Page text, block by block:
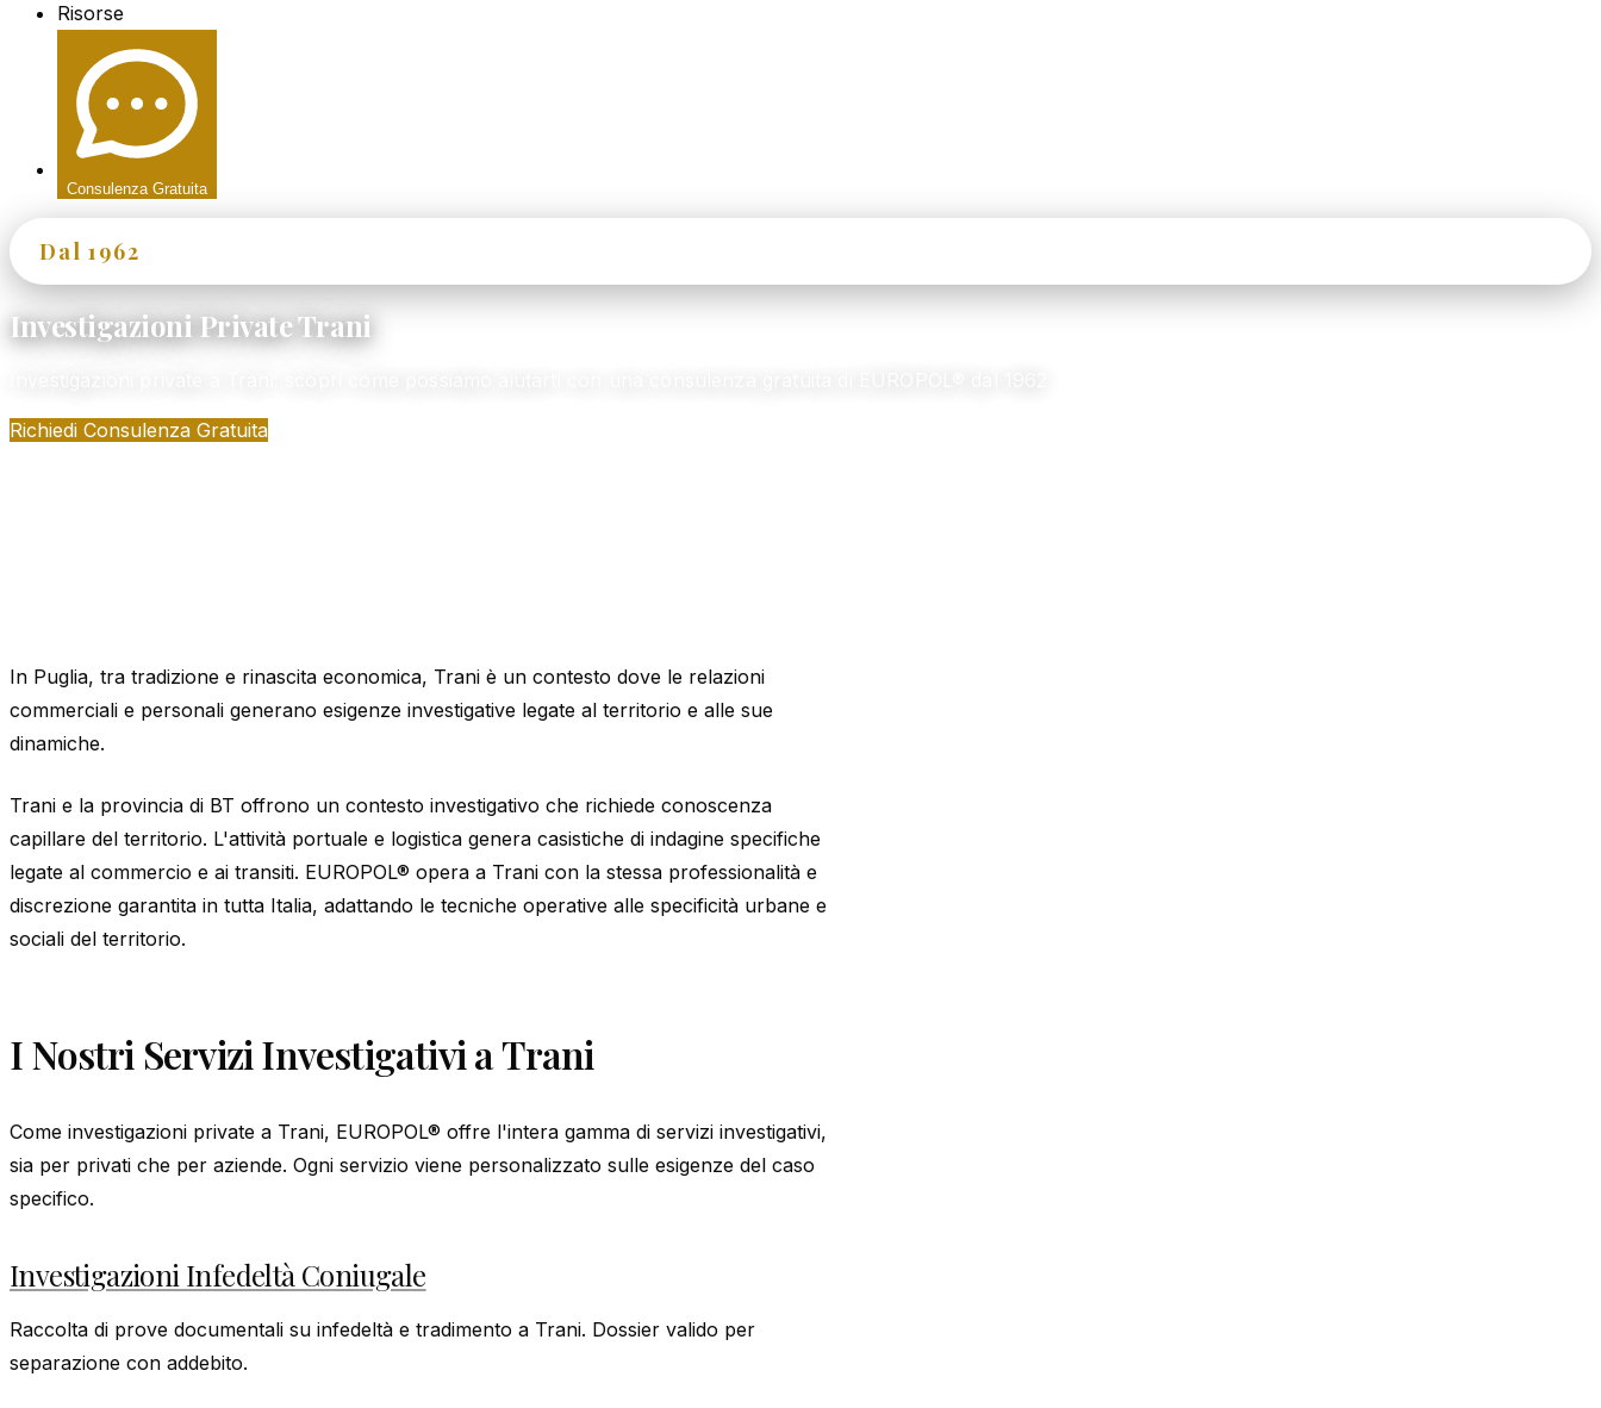
Risorse
Consulenza Gratuita
Dal 1962
Investigazioni Private Trani
Richiedi Consulenza Gratuita
In Puglia, tra tradizione e rinascita economica, Trani è un contesto dove le relazioni
commerciali e personali generano esigenze investigative legate al territorio e alle sue
dinamiche.
Trani e la provincia di BT offrono un contesto investigativo che richiede conoscenza
capillare del territorio. L'attività portuale e logistica genera casistiche di indagine specifiche
legate al commercio e ai transiti. EUROPOL® opera a Trani con la stessa professionalità e
discrezione garantita in tutta Italia, adattando le tecniche operative alle specificità urbane e
sociali del territorio.
I Nostri Servizi Investigativi a Trani
Come investigazioni private a Trani, EUROPOL® offre l'intera gamma di servizi investigativi,
sia per privati che per aziende. Ogni servizio viene personalizzato sulle esigenze del caso
specifico.
Investigazioni Infedeltà Coniugale
Raccolta di prove documentali su infedeltà e tradimento a Trani. Dossier valido per
separazione con addebito.